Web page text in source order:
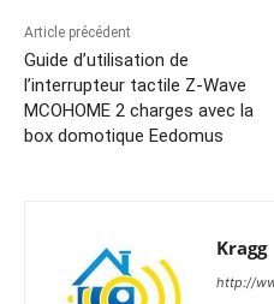
Article précédent
Guide d’utilisation de
l’interrupteur tactile Z-Wave
MCOHOME 2 charges avec la
box domotique Eedomus
Kragg
http://